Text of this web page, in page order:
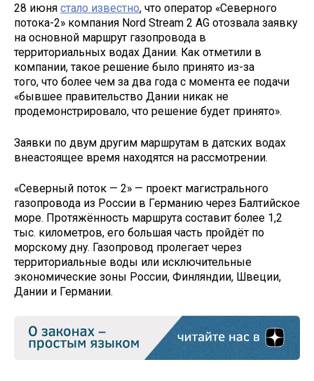
28 июня стало известно, что оператор «Северного
потока-2» компания Nord Stream 2 AG отозвала заявку
на основной маршрут газопровода в
территориальных водах Дании. Как отметили в
компании, такое решение было принято из-за
того, что более чем за два года с момента ее подачи
«бывшее правительство Дании никак не
продемонстрировало, что решение будет принято».
Заявки по двум другим маршрутам в датских водах
внеастоящее время находятся на рассмотрении.
«Северный поток — 2» — проект магистрального
газопровода из России в Германию через Балтийское
море. Протяжённость маршрута составит более 1,2
тыс. километров, его большая часть пройдёт по
морскому дну. Газопровод пролегает через
территориальные воды или исключительные
экономические зоны России, Финляндии, Швеции,
Дании и Германии.